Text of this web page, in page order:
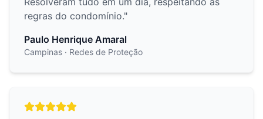
regras do condomínio."
Paulo Henrique Amaral
Campinas · Redes de Proteção